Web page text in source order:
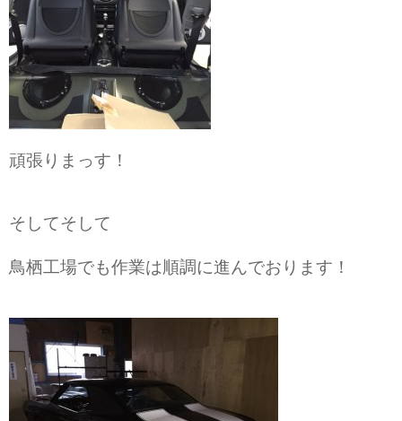
頑張りまっす！
そしてそして
鳥栖工場でも作業は順調に進んでおります！